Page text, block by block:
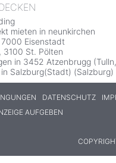
mieten in neunkirchen
7000 Eisenstadt
3100 St. Pölten
in 3452 Atzenbrugg
Salzburg(Stadt) (Salzburg)
DATENSCHUTZ
AUFGEBEN